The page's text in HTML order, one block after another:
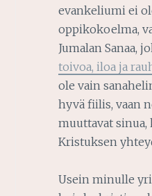
evankeliumi ei
oppikokoelma,
Jumalan Sanaa,
toivoa, iloa ja
ole vain
hyvä fiilis, vaan
muuttavat sinua,
Kristuksen
Usein minulle